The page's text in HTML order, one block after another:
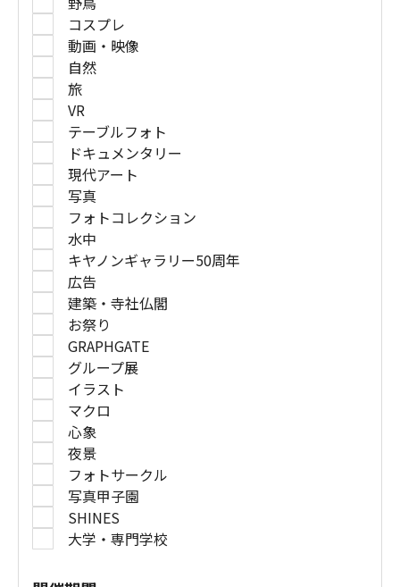
コスプレ
動画・映像
自然
旅
VR
テーブルフォト
ドキュメンタリー
現代アート
写真
フォトコレクション
水中
キヤノンギャラリー50周年
広告
建築・寺社仏閣
お祭り
GRAPHGATE
グループ展
イラスト
マクロ
心象
夜景
フォトサークル
写真甲子園
SHINES
大学・専門学校